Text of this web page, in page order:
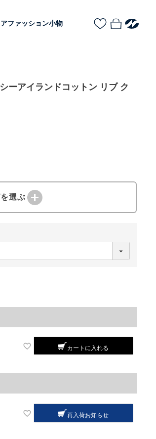
ファッション小物
ーアイランドコットン リブ ク
選ぶ
カートに入れる
再入荷お知らせ